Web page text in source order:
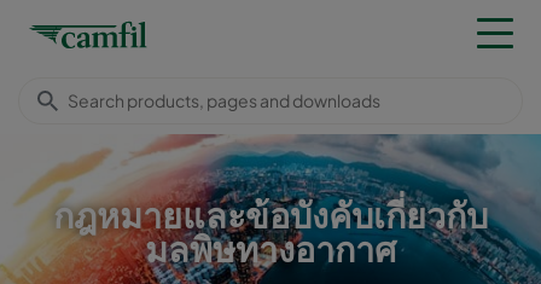
กฎหมายและข้อบังคับเกี่ยวกับ
มลพิษทางอากาศ